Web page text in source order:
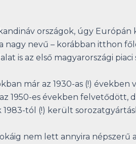
országok, úgy
nagy nevű – korábban itthon
is az első magyarországi
már az 1930-as (!)
1950-es években felvetődött,
1983-tól (!) került
nem lett annyira